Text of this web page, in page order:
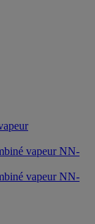
vapeur NN-
vapeur NN-